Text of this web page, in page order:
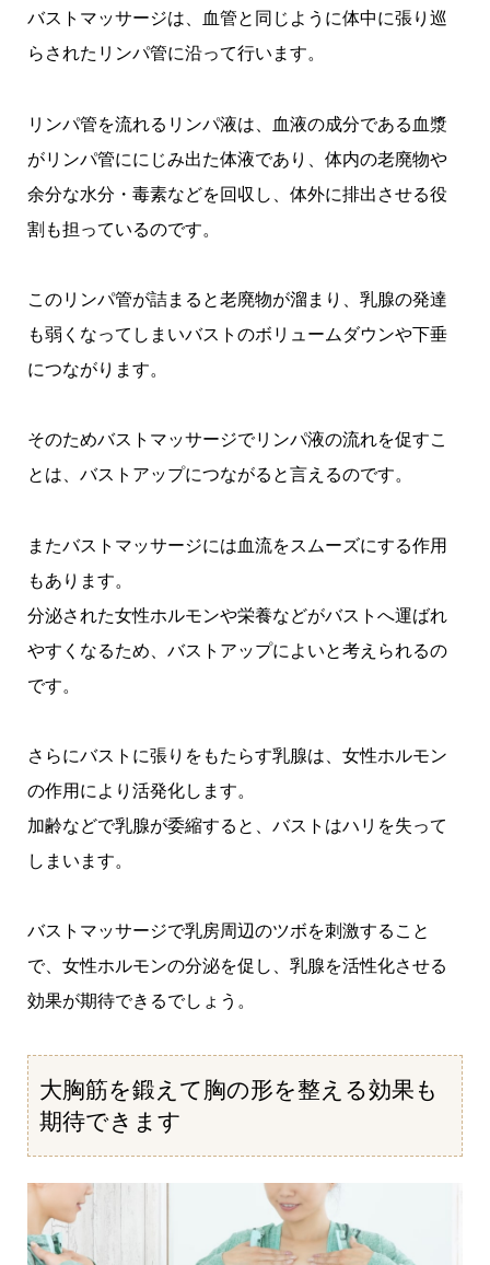
バストマッサージは、血管と同じように体中に張り巡
らされたリンパ管に沿って行います。
リンパ管を流れるリンパ液は、血液の成分である血漿
がリンパ管ににじみ出た体液であり、体内の老廃物や
余分な水分・毒素などを回収し、体外に排出させる役
割も担っているのです。
このリンパ管が詰まると老廃物が溜まり、乳腺の発達
も弱くなってしまいバストのボリュームダウンや下垂
につながります。
そのためバストマッサージでリンパ液の流れを促すこ
とは、バストアップにつながると言えるのです。
またバストマッサージには血流をスムーズにする作用
もあります。
分泌された女性ホルモンや栄養などがバストへ運ばれ
やすくなるため、バストアップによいと考えられるの
です。
さらにバストに張りをもたらす乳腺は、女性ホルモン
の作用により活発化します。
加齢などで乳腺が委縮すると、バストはハリを失って
しまいます。
バストマッサージで乳房周辺のツボを刺激すること
で、女性ホルモンの分泌を促し、乳腺を活性化させる
効果が期待できるでしょう。
大胸筋を鍛えて胸の形を整える効果も
期待できます